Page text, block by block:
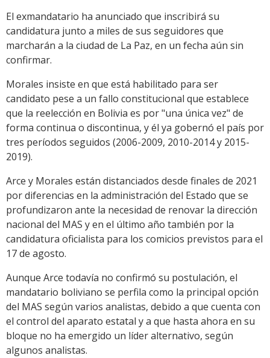
El exmandatario ha anunciado que inscribirá su
candidatura junto a miles de sus seguidores que
marcharán a la ciudad de La Paz, en un fecha aún sin
confirmar.
Morales insiste en que está habilitado para ser
candidato pese a un fallo constitucional que establece
que la reelección en Bolivia es por "una única vez" de
forma continua o discontinua, y él ya gobernó el país por
tres períodos seguidos (2006-2009, 2010-2014 y 2015-
2019).
Arce y Morales están distanciados desde finales de 2021
por diferencias en la administración del Estado que se
profundizaron ante la necesidad de renovar la dirección
nacional del MAS y en el último año también por la
candidatura oficialista para los comicios previstos para el
17 de agosto.
Aunque Arce todavía no confirmó su postulación, el
mandatario boliviano se perfila como la principal opción
del MAS según varios analistas, debido a que cuenta con
el control del aparato estatal y a que hasta ahora en su
bloque no ha emergido un líder alternativo, según
algunos analistas.